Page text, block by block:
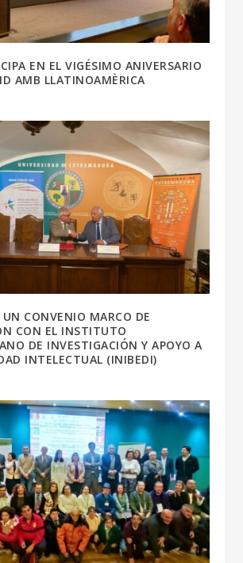
EN EL VIGÉSIMO ANIVERSARIO
AMB LLATINOAMÈRICA
CONVENIO MARCO DE
CON EL INSTITUTO
DE INVESTIGACIÓN Y APOYO A
INTELECTUAL (INIBEDI)